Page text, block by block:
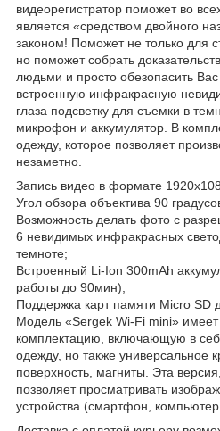
видеорегистратор поможет во
является «средством двойного
законом! Поможет не только для
но поможет собрать
людьми и просто обезопасить
встроенную инфракрасную
глаза подсветку для съемки в
микрофон и аккумулятор. В
одежду, которое позволяет
незаметно.
Запись видео в формате
Угол обзора объектива 90
Возможность делать фото с
6 невидимых инфракрасных
темноте;
Встроенный Li-Ion 300mAh
работы до 90мин);
Поддержка карт памяти Micro SD
Модель «Sergek Wi-Fi mini»
комплектацию, включающую в
одежду, но также универсальное
поверхность, магниты. Эта
позволяет просматривать
устройства (смартфон,